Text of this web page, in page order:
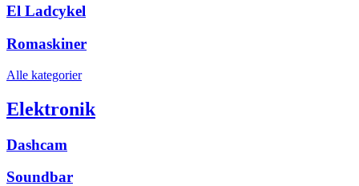
El Ladcykel
Romaskiner
Alle kategorier
Elektronik
Dashcam
Soundbar